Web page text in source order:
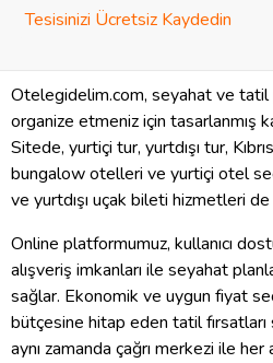
Tesisinizi Ücretsiz Kaydedin
Otelegidelim.com, seyahat ve tatil
organize etmeniz için tasarlanmış
Sitede, yurtiçi tur, yurtdışı tur,
bungalow otelleri ve yurtiçi otel
ve yurtdışı uçak bileti hizmetleri de
Online platformumuz, kullanıcı
alışveriş imkanları ile seyahat
sağlar. Ekonomik ve uygun fiyat
bütçesine hitap eden tatil
aynı zamanda çağrı merkezi ile her